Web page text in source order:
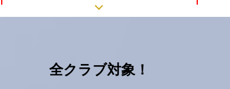
全クラブ対象！